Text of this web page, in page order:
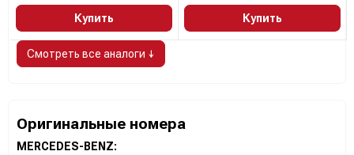
Купить Купить
Смотреть все аналоги ↓
Оригинальные номера
MERCEDES-BENZ: